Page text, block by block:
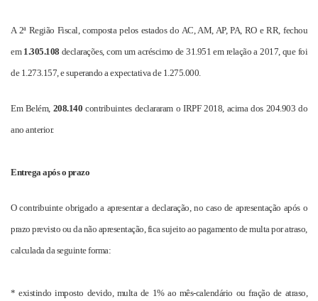
A 2ª Região Fiscal, composta pelos estados do AC, AM, AP,PA, RO e RR, fechou
em 1.305.108 declarações, com um acréscimo de 31.951 em relação a 2017, que foi
de 1.273.157, e superando a expectativa de 1.275.000.
Em Belém, 208.140 contribuintes declararam o IRPF 2018, acima dos 204.903 do
ano anterior.
Entrega após o prazo
O contribuinte obrigado a apresentar a declaração, no caso de apresentação após o
prazo previsto ou da não apresentação, fica sujeito ao pagamento de multa por atraso,
calculada da seguinte forma:
* existindo imposto devido, multa de 1% ao mês-calendário ou fração de atraso,